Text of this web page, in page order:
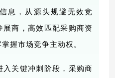
息，从源头规避无效竞
展商，高效匹配采购商资
握市场竞争主动权。
入关键冲刺阶段，采购商